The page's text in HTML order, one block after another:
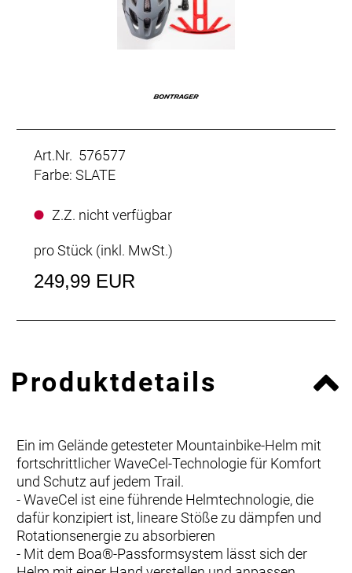
Art.Nr. 576577
Farbe: SLATE
Z.Z. nicht verfügbar
pro Stück (inkl. MwSt.)
249,99 EUR
Produktdetails
Ein im Gelände getesteter Mountainbike-Helm mit
fortschrittlicher WaveCel-Technologie für Komfort
und Schutz auf jedem Trail.
- WaveCel ist eine führende Helmtechnologie, die
dafür konzipiert ist, lineare Stöße zu dämpfen und
Rotationsenergie zu absorbieren
- Mit dem Boa®-Passformsystem lässt sich der